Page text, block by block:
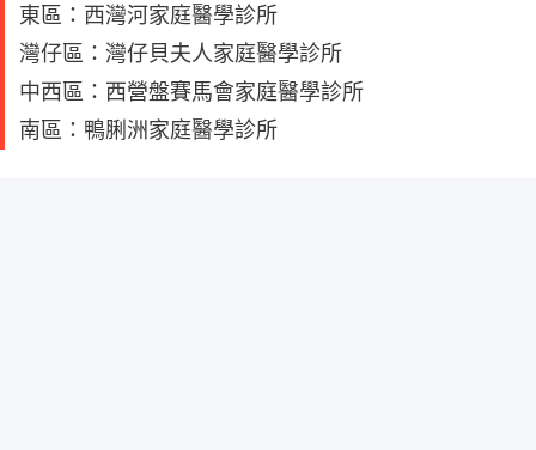
東區：西灣河家庭醫學診所
灣仔區：灣仔貝夫人家庭醫學診所
中西區：西營盤賽馬會家庭醫學診所
南區：鴨脷洲家庭醫學診所